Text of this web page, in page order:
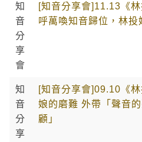
知
音
分
享
會
[知音分享會]11.13《
呼萬喚知音歸位，林投
知
音
分
享
[知音分享會]09.10《
娘的磨難 外帶「聲音
顧」